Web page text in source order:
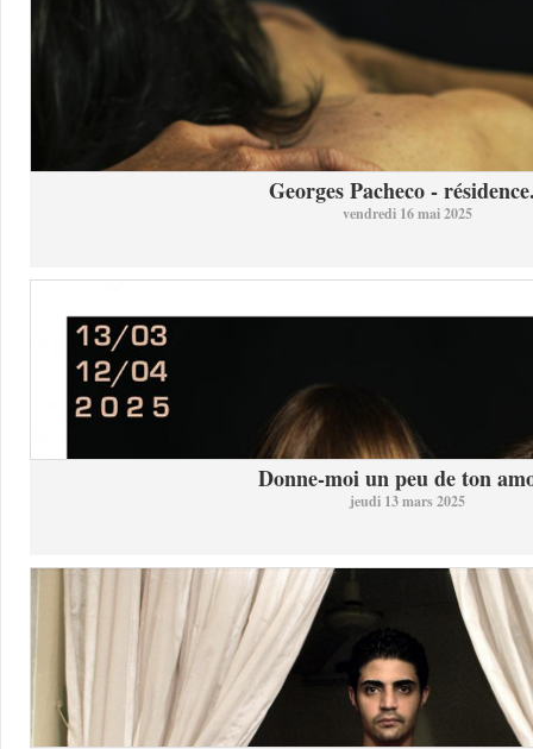
Georges Pacheco -
vendredi 16 mai 2025
Donne-moi un peu de ton
jeudi 13 mars 2025